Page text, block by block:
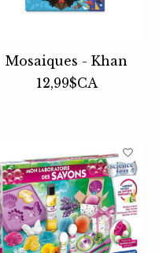
Mosaiques - Khan
12,99$CA